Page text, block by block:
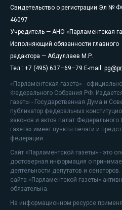
Свидетельство о регистрации Эл №
46097
Учредитель — АНО «Парламентская
Исполняющий обязанности главного
редактора — Абдуллаев М.Р.
Тел.: +7 (495) 637–69–79 E-mail:
«Парламентская газета» -
Федерального Собрания РФ.
газеты - Государственная Дума и
публикатор федеральных
законов и актов палат
газета» имеет пункты печати и
федерации.
Сайт «Парламентской газеты» - это
достоверная информация о
деятельности депутатов и
сайта «Парламентской газеты»
обязательна.
На информационном ресурсе